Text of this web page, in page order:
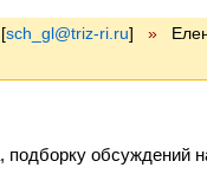
[sch_gl@triz-ri.ru] »
подборку обсуждений